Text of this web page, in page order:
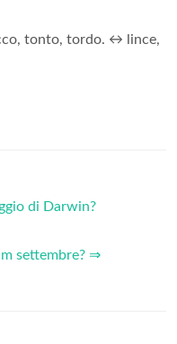
tonto, tordo. ↔ lince,
di Darwin?
settembre? ⇒